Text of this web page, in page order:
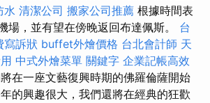
水 清潔公司 搬家公司推薦 根據時間表
場，並有望在傍晚返回布達佩斯。 台
寫訴狀 buffet外燴價格 台北會計師 天
中式外燴菜單 關鍵字 企業記帳高效
在一座文藝復興時期的佛羅倫薩開始
的興趣很大，我們還將在經典的狂歡